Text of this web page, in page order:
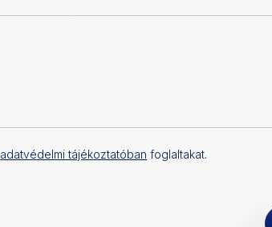
adatvédelmi tájékoztatóban foglaltakat.